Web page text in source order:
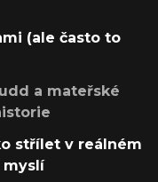
(ale často to
a mateřské
střílet v reálném
myslí